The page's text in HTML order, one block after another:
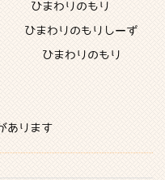
まわりのもり
まわりのもりしーず
まわりのもり
あります